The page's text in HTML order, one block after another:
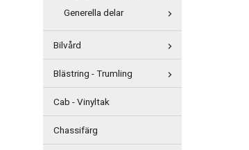
Generella delar
Bilvård
Blästring - Trumling
Cab - Vinyltak
Chassifärg